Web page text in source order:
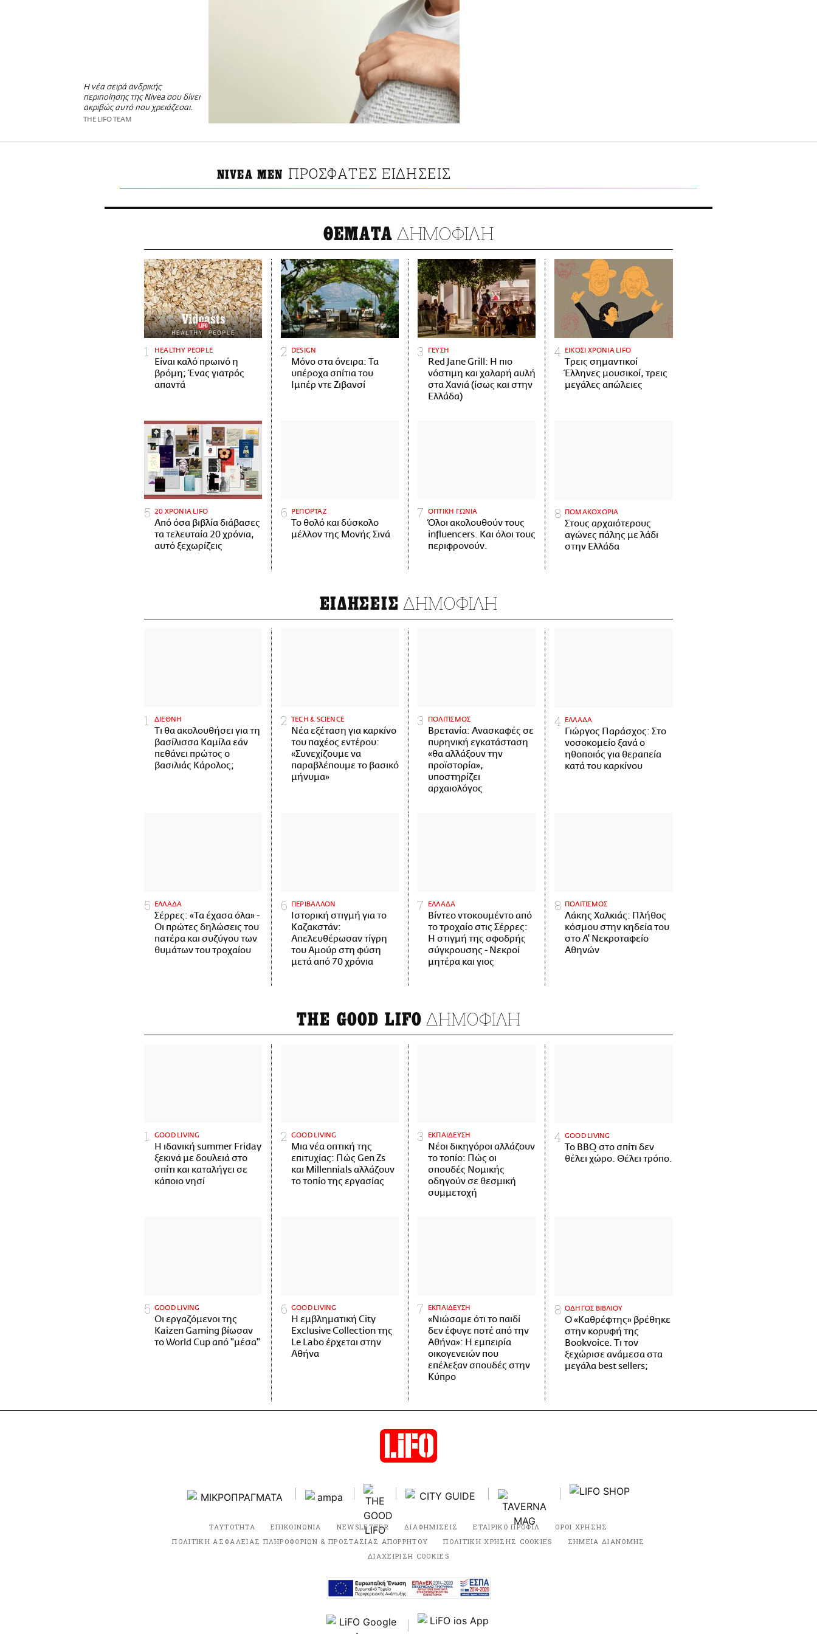
Η νέα σειρά ανδρικής
περιποίησης της Nivea σου δίνει
ακριβώς αυτό που χρειάζεσαι.
THE LIFO TEAM
NIVEA MEN ΠΡΟΣΦΑΤΕΣ ΕΙΔΗΣΕΙΣ
ΘΕΜΑΤΑ ΔΗΜΟΦΙΛΗ
HEALTHY PEOPLE
Είναι καλό πρωινό η
βρόμη; Ένας γιατρός
απαντά
DESIGN
Μόνο στα όνειρα: Τα
υπέροχα σπίτια του
Ιμπέρ ντε Ζιβανσί
ΓΕΥΣΗ
Red Jane Grill: Η πιο
νόστιμη και χαλαρή αυλή
στα Χανιά (ίσως και στην
Ελλάδα)
ΕΙΚΟΣΙ ΧΡΟΝΙΑ LIFO
Tρεις σημαντικοί
Έλληνες μουσικοί, τρεις
μεγάλες απώλειες
20 ΧΡΟΝΙΑ LIFO
Από όσα βιβλία διάβασες
τα τελευταία 20 χρόνια,
αυτό ξεχωρίζεις
ΡΕΠΟΡΤΑΖ
Το θολό και δύσκολο
μέλλον της Μονής Σινά
ΟΠΤΙΚΗ ΓΩΝΙΑ
Όλοι ακολουθούν τους
influencers. Και όλοι τους
περιφρονούν.
ΠΟΜΑΚΟΧΩΡΙΑ
Στους αρχαιότερους
αγώνες πάλης με λάδι
στην Ελλάδα
ΕΙΔΗΣΕΙΣ ΔΗΜΟΦΙΛΗ
ΔΙΕΘΝΗ
Τι θα ακολουθήσει για τη
βασίλισσα Καμίλα εάν
πεθάνει πρώτος ο
βασιλιάς Κάρολος;
ΤECH & SCIENCE
Νέα εξέταση για καρκίνο
του παχέος εντέρου:
«Συνεχίζουμε να
παραβλέπουμε το βασικό
μήνυμα»
ΠΟΛΙΤΙΣΜΟΣ
Βρετανία: Ανασκαφές σε
πυρηνική εγκατάσταση
«θα αλλάξουν την
προϊστορία»,
υποστηρίζει
αρχαιολόγος
ΕΛΛΑΔΑ
Γιώργος Παράσχος: Στο
νοσοκομείο ξανά ο
ηθοποιός για θεραπεία
κατά του καρκίνου
ΕΛΛΑΔΑ
Σέρρες: «Τα έχασα όλα» -
Οι πρώτες δηλώσεις του
πατέρα και συζύγου των
θυμάτων του τροχαίου
ΠΕΡΙΒΑΛΛΟΝ
Ιστορική στιγμή για το
Καζακστάν:
Απελευθέρωσαν τίγρη
του Αμούρ στη φύση
μετά από 70 χρόνια
ΕΛΛΑΔΑ
Βίντεο ντοκουμέντο από
το τροχαίο στις Σέρρες:
Η στιγμή της σφοδρής
σύγκρουσης - Νεκροί
μητέρα και γιος
ΠΟΛΙΤΙΣΜΟΣ
Λάκης Χαλκιάς: Πλήθος
κόσμου στην κηδεία του
στο Α' Νεκροταφείο
Αθηνών
THE GOOD LIFO ΔΗΜΟΦΙΛΗ
GOOD LIVING
Η ιδανική summer Friday
ξεκινά με δουλειά στο
σπίτι και καταλήγει σε
κάποιο νησί
GOOD LIVING
Μια νέα οπτική της
επιτυχίας: Πώς Gen Zs
και Millennials αλλάζουν
το τοπίο της εργασίας
ΕΚΠΑΙΔΕΥΣΗ
Νέοι δικηγόροι αλλάζουν
το τοπίο: Πώς οι
σπουδές Νομικής
οδηγούν σε θεσμική
συμμετοχή
GOOD LIVING
Το BBQ στο σπίτι δεν
θέλει χώρο. Θέλει τρόπο.
GOOD LIVING
Οι εργαζόμενοι της
Kaizen Gaming βίωσαν
το World Cup από "μέσα"
GOOD LIVING
Η εμβληματική City
Exclusive Collection της
Le Labo έρχεται στην
Αθήνα
ΕΚΠΑΙΔΕΥΣΗ
«Νιώσαμε ότι το παιδί
δεν έφυγε ποτέ από την
Αθήνα»: Η εμπειρία
οικογενειών που
επέλεξαν σπουδές στην
Κύπρο
ΟΔΗΓΟΣ ΒΙΒΛΙΟΥ
Ο «Καθρέφτης» βρέθηκε
στην κορυφή της
Bookvoice. Τι τον
ξεχώρισε ανάμεσα στα
μεγάλα best sellers;
ΤΑΥΤΟΤΗΤΑ ΕΠΙΚΟΙΝΩΝΙΑ NEWSLETTER ΔΙΑΦΗΜΙΣΕΙΣ ΕΤΑΙΡΙΚΟ ΠΡΟΦΙΛ
ΟΡΟΙ ΧΡΗΣΗΣ
ΠΟΛΙΤΙΚΗ ΑΣΦΑΛΕΙΑΣ ΠΛΗΡΟΦΟΡΙΩΝ & ΠΡΟΣΤΑΣΙΑΣ ΑΠΟΡΡΗΤΟΥ
ΠΟΛΙΤΙΚΗ ΧΡΗΣΗΣ COOKIES
ΣΗΜΕΙΑ ΔΙΑΝΟΜΗΣ
ΔΙΑΧΕΙΡΙΣΗ COOKIES